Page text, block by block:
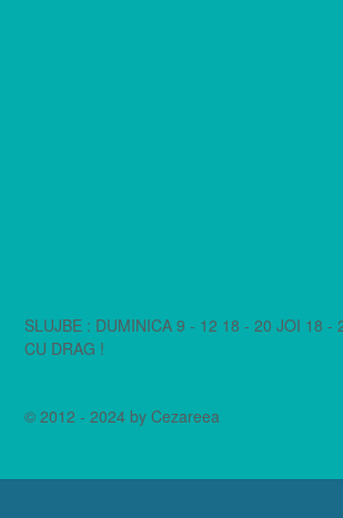
SLUJBE : DUMINICA 9 - 12 18 - 20 JOI 18 -
CU DRAG !
© 2012 - 2024 by Cezareea